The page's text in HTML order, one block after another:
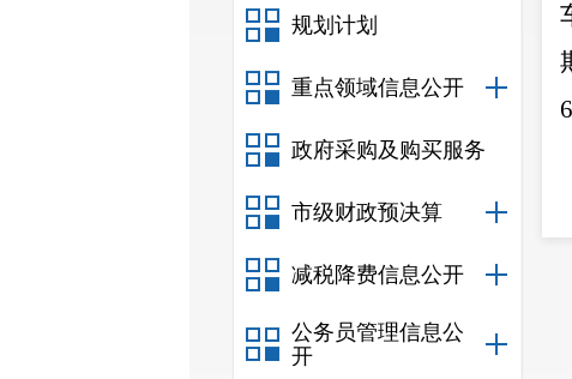
规划计划
重点领域信息公开
政府采购及购买服务
市级财政预决算
减税降费信息公开
公务员管理信息公
开
6